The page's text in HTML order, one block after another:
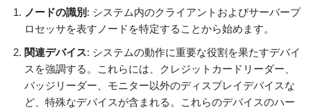
ノードの識別 : システム内のクライアントおよびサーバープ
ロセッサを表すノードを特定することから始めます。
関連デバイス: システムの動作に重要な役割を果たすデバイ
スを強調する。これらには、クレジットカードリーダー、
バッジリーダー、モニター以外のディスプレイデバイスな
ど、特殊なデバイスが含まれる。これらのデバイスのハー